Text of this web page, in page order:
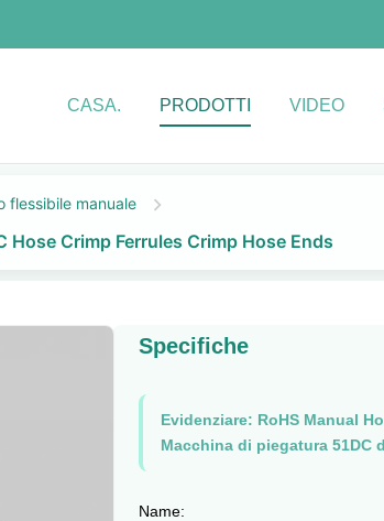
CASA. PRODOTTI VIDEO
flessibile manuale
Crimp Ferrules Crimp Hose Ends
Specifiche
Evidenziare: RoHS Manual
Macchina di piegatura 51DC
Name: